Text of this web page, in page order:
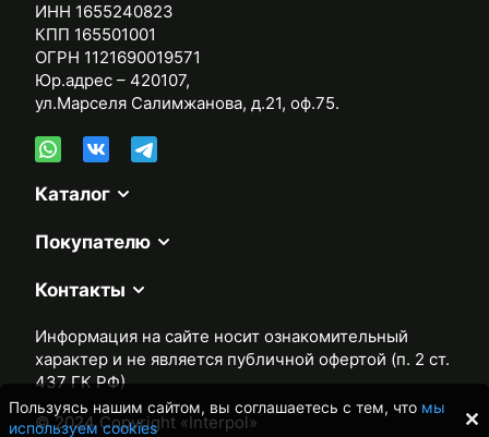
ИНН 1655240823
КПП 165501001
ОГРН 1121690019571
Юр.адрес – 420107,
ул.Марселя Салимжанова, д.21, оф.75.
Каталог
Покупателю
Контакты
Информация на сайте носит ознакомительный
характер и не является публичной офертой (п. 2 ст.
437 ГК РФ)
© 2024 Copyright «Interpol»
Пользуясь нашим сайтом, вы соглашаетесь с тем, что мы
используем cookies